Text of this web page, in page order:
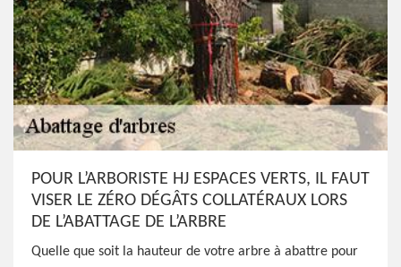
POUR L’ARBORISTE HJ ESPACES VERTS, IL FAUT
VISER LE ZÉRO DÉGÂTS COLLATÉRAUX LORS
DE L’ABATTAGE DE L’ARBRE
Quelle que soit la hauteur de votre arbre à abattre pour